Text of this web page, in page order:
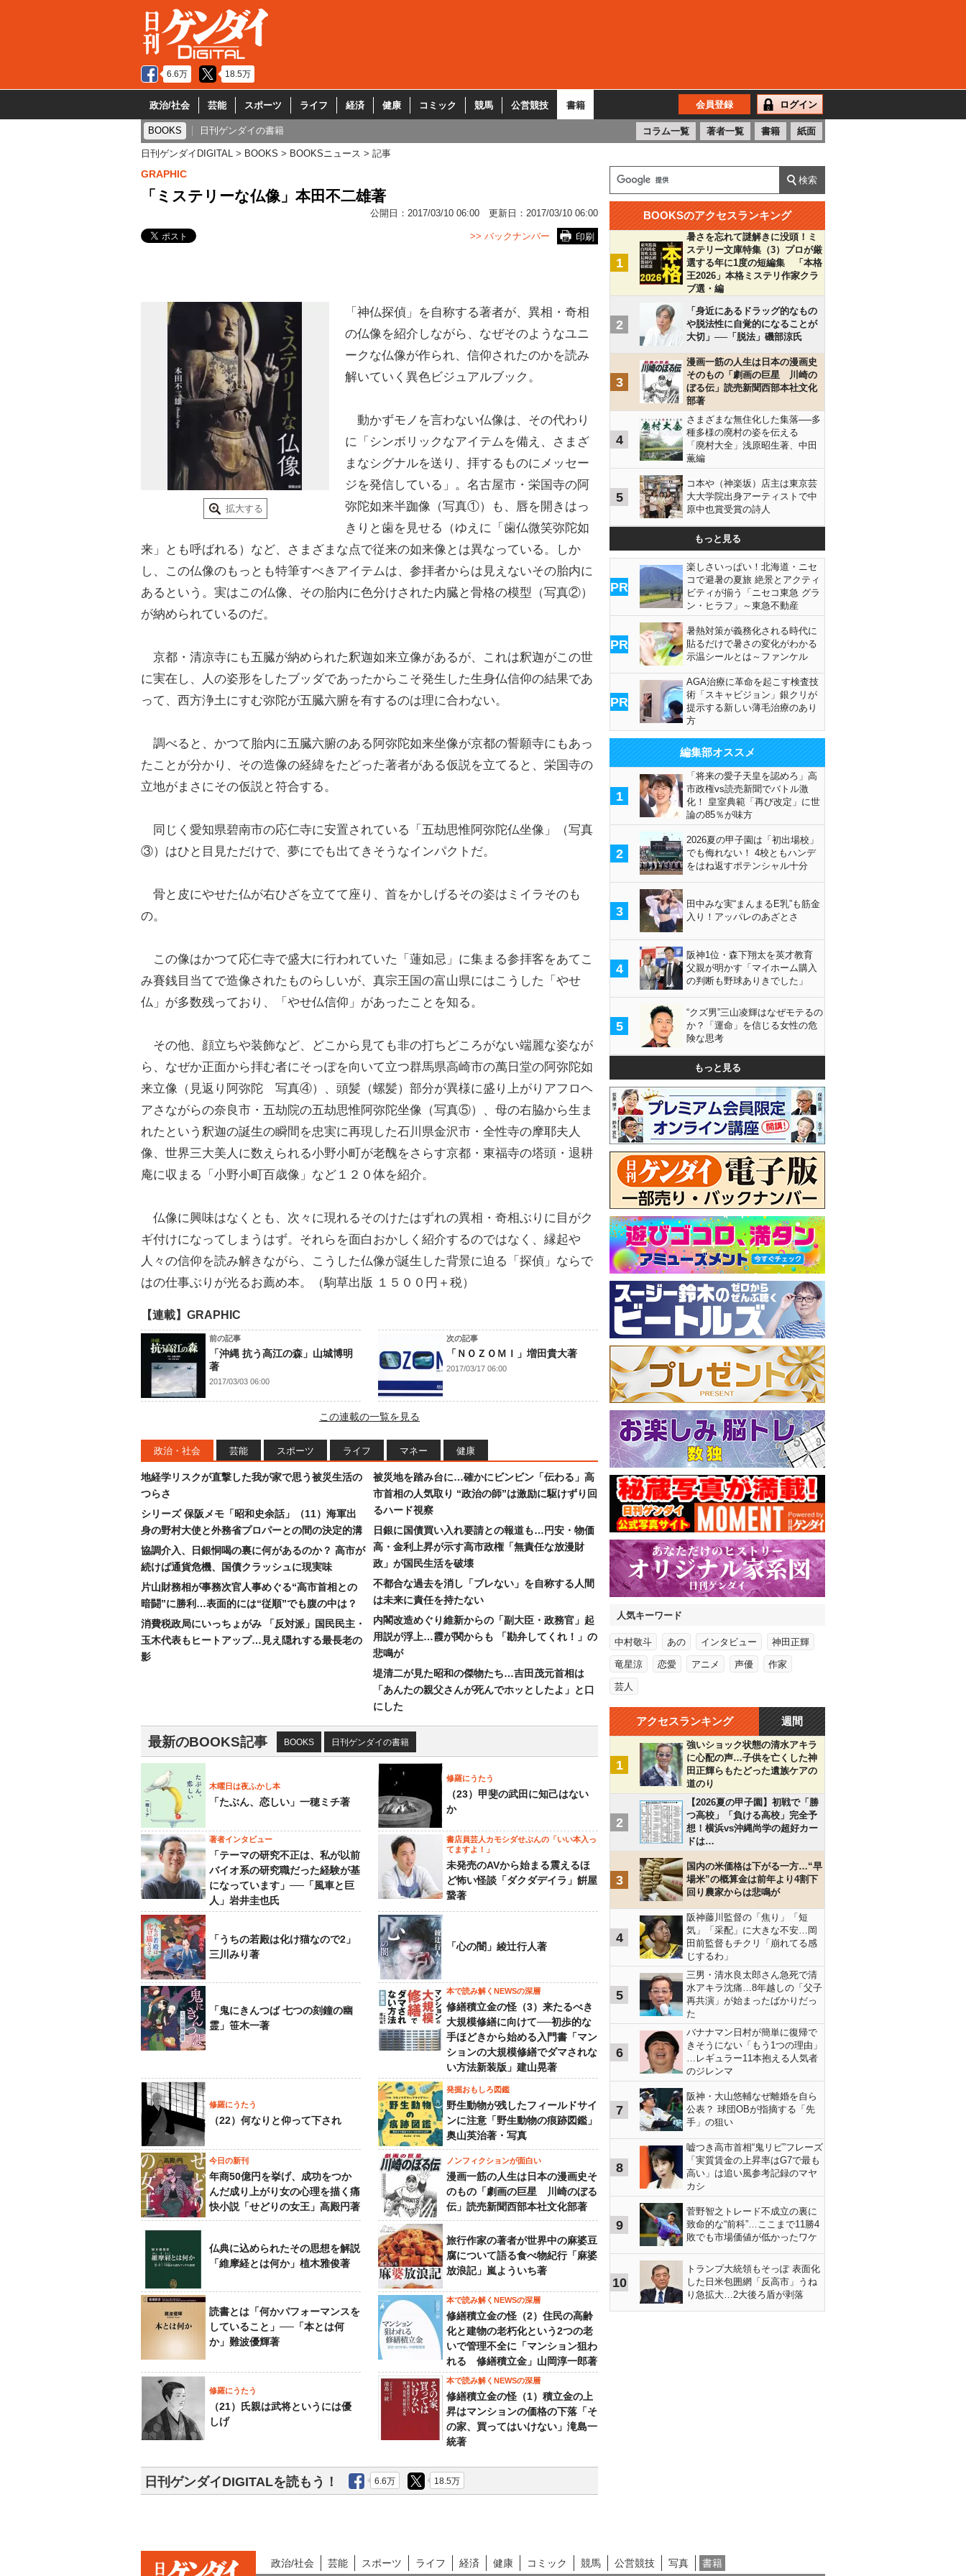
6.6万 18.5万
政治/社会 芸能 スポーツ ライフ 経済 健康 コミック 競馬 公営競技 書籍 会員登録 ログイン
BOOKS 日刊ゲンダイの書籍 コラム一覧 著者一覧 書籍 紙面
日刊ゲンダイDIGITAL BOOKS BOOKSニュース 記事
GRAPHIC
「ミステリーな仏像」本田不二雄著
公開日： 2017/03/10 06:00 更新日： 2017/03/10 06:00
印刷
>> バックナンバー
拡大する
「神仏探偵」を自称する著者が、異相・奇相
の仏像を紹介しながら、なぜそのようなユニ
ークな仏像が作られ、信仰されたのかを読み
解いていく異色ビジュアルブック。
動かずモノを言わない仏像は、その代わり
に「シンボリックなアイテムを備え、さまざ
まなシグナルを送り、拝するものにメッセー
ジを発信している」。名古屋市・栄国寺の阿
弥陀如来半跏像（写真①）も、唇を開きはっ
きりと歯を見せる（ゆえに「歯仏微笑弥陀如
来」とも呼ばれる）など、さまざまな点で従来の如来像とは異なっている。しか
し、この仏像のもっとも特筆すべきアイテムは、参拝者からは見えないその胎内に
あるという。実はこの仏像、その胎内に色分けされた内臓と骨格の模型（写真②）
が納められているのだ。
京都・清凉寺にも五臓が納められた釈迦如来立像があるが、これは釈迦がこの世
に実在し、人の姿形をしたブッダであったからこそ発生した生身仏信仰の結果であ
って、西方浄土にすむ弥陀が五臓六腑を有するのは理に合わない。
調べると、かつて胎内に五臓六腑のある阿弥陀如来坐像が京都の誓願寺にもあっ
たことが分かり、その造像の経緯をたどった著者がある仮説を立てると、栄国寺の
立地がまさにその仮説と符合する。
同じく愛知県碧南市の応仁寺に安置されている「五劫思惟阿弥陀仏坐像」（写真
③）はひと目見ただけで、夢にでも出てきそうなインパクトだ。
骨と皮にやせた仏が右ひざを立てて座り、首をかしげるその姿はミイラそのも
の。
この像はかつて応仁寺で盛大に行われていた「蓮如忌」に集まる参拝客をあてこ
み賽銭目当てで造像されたものらしいが、真宗王国の富山県にはこうした「やせ
仏」が多数残っており、「やせ仏信仰」があったことを知る。
その他、顔立ちや装飾など、どこから見ても非の打ちどころがない端麗な姿なが
ら、なぜか正面から拝む者にそっぽを向いて立つ群馬県高崎市の萬日堂の阿弥陀如
来立像（見返り阿弥陀 写真④）、頭髪（螺髪）部分が異様に盛り上がりアフロヘ
アさながらの奈良市・五劫院の五劫思惟阿弥陀坐像（写真⑤）、母の右脇から生ま
れたという釈迦の誕生の瞬間を忠実に再現した石川県金沢市・全性寺の摩耶夫人
像、世界三大美人に数えられる小野小町が老醜をさらす京都・東福寺の塔頭・退耕
庵に収まる「小野小町百歳像」など１２０体を紹介。
仏像に興味はなくとも、次々に現れるそのけたはずれの異相・奇相ぶりに目がク
ギ付けになってしまうはず。それらを面白おかしく紹介するのではなく、縁起や
人々の信仰を読み解きながら、こうした仏像が誕生した背景に迫る「探偵」ならで
はの仕事ぶりが光るお薦め本。（駒草出版 １５００円＋税）
【連載】GRAPHIC
前の記事
「沖縄 抗う高江の森」山城博明
著
2017/03/03 06:00
次の記事
「ＮＯＺＯＭＩ」増田貴大著
2017/03/17 06:00
この連載の一覧を見る
政治・社会 芸能 スポーツ ライフ マネー 健康
地経学リスクが直撃した我が家で思う被災生活の
つらさ
シリーズ 保阪メモ「昭和史余話」（11）海軍出
身の野村大使と外務省プロパーとの間の決定的溝
協調介入、日銀恫喝の裏に何があるのか？ 高市が
続けば通貨危機、国債クラッシュに現実味
片山財務相が事務次官人事めぐる“高市首相との
暗闘”に勝利…表面的には“従順”でも腹の中は？
消費税政局にいっちょがみ 「反対派」国民民主・
玉木代表もヒートアップ…見え隠れする最長老の
影
被災地を踏み台に…確かにビンビン「伝わる」高
市首相の人気取り “政治の師”は激励に駆けずり回
るハード視察
日銀に国債買い入れ要請との報道も…円安・物価
高・金利上昇が示す高市政権「無責任な放漫財
政」が国民生活を破壊
不都合な過去を消し「ブレない」を自称する人間
は未来に責任を持たない
内閣改造めぐり維新からの「副大臣・政務官」起
用説が浮上…霞が関からも 「勘弁してくれ！」の
悲鳴が
堤清二が見た昭和の傑物たち…吉田茂元首相は
「あんたの親父さんが死んでホッとしたよ」と口
にした
最新のBOOKS記事 BOOKS 日刊ゲンダイの書籍
木曜日は夜ふかし本
「たぶん、恋しい」一穂ミチ著
修羅にうたう
（23）甲斐の武田に知己はない
か
著者インタビュー
「テーマの研究不正は、私が以前
バイオ系の研究職だった経験が基
になっています」──「風車と巨
人」岩井圭也氏
書店員芸人カモシダせぶんの「いい本入っ
てますよ！」
未発売のAVから始まる震えるほ
ど怖い怪談「ダクダデイラ」餠屋
䖸著
「うちの若殿は化け猫なので2」
三川みり著
「心の闇」綾辻行人著
「鬼にきんつば 七つの刻鐘の幽
霊」笹木一著
本で読み解くNEWSの深層
修繕積立金の怪（3）来たるべき
大規模修繕に向けて──初歩的な
手ほどきから始める入門書「マン
ションの大規模修繕でダマされな
い方法新装版」建山晃著
修羅にうたう
（22）何なりと仰って下され
発掘おもしろ図鑑
野生動物が残したフィールドサイ
ンに注意「野生動物の痕跡図鑑」
奥山英治著・写真
今日の新刊
年商50億円を挙げ、成功をつか
んだ成り上がり女の心理を描く痛
快小説「せどりの女王」高殿円著
ノンフィクションが面白い
漫画一筋の人生は日本の漫画史そ
のもの「劇画の巨星 川崎のぼる
伝」読売新聞西部本社文化部著
仏典に込められたその思想を解説
「維摩経とは何か」植木雅俊著
旅行作家の著者が世界中の麻婆豆
腐について語る食べ物紀行「麻婆
放浪記」嵐よういち著
読書とは「何かパフォーマンスを
していること」──「本とは何
か」難波優輝著
本で読み解くNEWSの深層
修繕積立金の怪（2）住民の高齢
化と建物の老朽化という2つの老
いで管理不全に「マンション狙わ
れる 修繕積立金」山岡淳一郎著
修羅にうたう
（21）氏親は武将というには優
しげ
本で読み解くNEWSの深層
修繕積立金の怪（1）積立金の上
昇はマンションの価格の下落「そ
の家、買ってはいけない」滝島一
統著
日刊ゲンダイDIGITALを読もう！ 6.6万 18.5万
BOOKSのアクセスランキング
1
暑さを忘れて謎解きに没頭！ミ
ステリー文庫特集（3）プロが厳
選する年に1度の短編集 「本格
王2026」本格ミステリ作家クラ
ブ選・編
2
「身近にあるドラッグ的なもの
や脱法性に自覚的になることが
大切」──「脱法」磯部涼氏
3
漫画一筋の人生は日本の漫画史
そのもの「劇画の巨星 川崎の
ぼる伝」読売新聞西部本社文化
部著
4
さまざまな無住化した集落──多
種多様の廃村の姿を伝える
「廃村大全」浅原昭生著、中田
薫編
5
コ本や（神楽坂）店主は東京芸
大大学院出身アーティストで中
原中也賞受賞の詩人
もっと見る
PR
楽しさいっぱい！北海道・ニセ
コで避暑の夏旅 絶景とアクティ
ビティが揃う「ニセコ東急 グラ
ン・ヒラフ」～東急不動産
PR
暑熱対策が義務化される時代に
貼るだけで暑さの変化がわかる
示温シールとは～ファンケル
PR
AGA治療に革命を起こす検査技
術「スキャビジョン」銀クリが
提示する新しい薄毛治療のあり
方
編集部オススメ
1
「将来の愛子天皇を認めろ」高
市政権vs読売新聞でバトル激
化！ 皇室典範「再び改定」に世
論の85％が味方
2
2026夏の甲子園は「初出場校」
でも侮れない！ 4校ともハンデ
をはね返すポテンシャル十分
3
田中みな実“まんまるE乳”も筋金
入り！アッパレのあざとさ
4
阪神1位・森下翔太を英才教育
父親が明かす「マイホーム購入
の判断も野球ありきでした」
5
“クズ男”三山凌輝はなぜモテるの
か？「運命」を信じる女性の危
険な思考
もっと見る
人気キーワード
中村敬斗 あの インタビュー 神田正輝
竜星涼 恋愛 アニメ 声優 作家
芸人
アクセスランキング 週間
1
強いショック状態の清水アキラ
に心配の声…子供を亡くした神
田正輝らもたどった遺族ケアの
道のり
2
【2026夏の甲子園】初戦で「勝
つ高校」「負ける高校」完全予
想！横浜vs沖縄尚学の超好カー
ドは…
3
国内の米価格は下がる一方…“早
場米”の概算金は前年より4割下
回り農家からは悲鳴が
4
阪神藤川監督の「焦り」「短
気」「采配」に大きな不安…岡
田前監督もチクリ「崩れてる感
じするわ」
5
三男・清水良太郎さん急死で清
水アキラ沈痛…8年越しの「父子
再共演」が始まったばかりだっ
た
6
バナナマン日村が簡単に復帰で
きそうにない「もう1つの理由」
…レギュラー11本抱える人気者
のジレンマ
7
阪神・大山悠輔なぜ離婚を自ら
公表？ 球団OBが指摘する「先
手」の狙い
8
嘘つき高市首相“鬼リピ”フレーズ
「実質賃金の上昇率はG7で最も
高い」は追い風参考記録のマヤ
カシ
9
菅野智之トレード不成立の裏に
致命的な“前科”…ここまで11勝4
敗でも市場価値が低かったワケ
10
トランプ大統領もそっぽ 表面化
した日米包囲網「反高市」うね
り急拡大…2大後ろ盾が剥落
政治/社会 芸能 スポーツ ライフ 経済 健康 コミック 競馬 公営競技 写真 書籍